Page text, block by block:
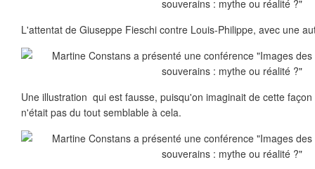
L'attentat de Giuseppe Fieschi contre Louis-Philippe, avec une
Une illustration qui est fausse, puisqu'on imaginait de cette
n'était pas du tout semblable à cela.